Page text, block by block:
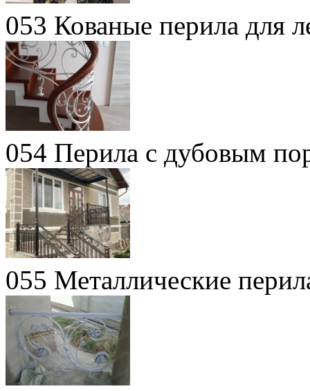
053 Кованые перила для
054 Перила с дубовым
055 Металлические